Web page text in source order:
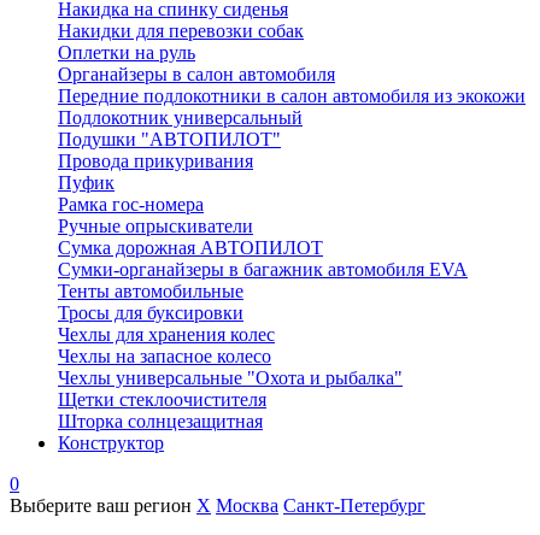
Накидка на спинку сиденья
Накидки для перевозки собак
Оплетки на руль
Органайзеры в салон автомобиля
Передние подлокотники в салон автомобиля из экокожи
Подлокотник универсальный
Подушки "АВТОПИЛОТ"
Провода прикуривания
Пуфик
Рамка гос-номера
Ручные опрыскиватели
Сумка дорожная АВТОПИЛОТ
Сумки-органайзеры в багажник автомобиля EVA
Тенты автомобильные
Тросы для буксировки
Чехлы для хранения колес
Чехлы на запасное колесо
Чехлы универсальные "Охота и рыбалка"
Щетки стеклоочистителя
Шторка солнцезащитная
Конструктор
0
Выберите ваш регион X Москва Санкт-Петербург